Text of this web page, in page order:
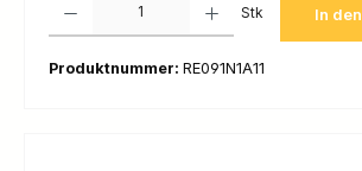
Stk In
Produktnummer: RE091N1A11